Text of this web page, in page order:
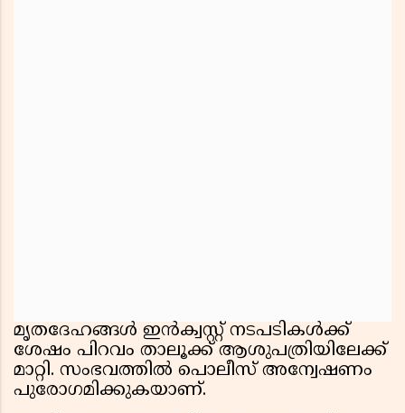
മൃതദേഹങ്ങൾ ഇൻക്വസ്റ്റ് നടപടികൾക്ക്
ശേഷം പിറവം താലൂക്ക് ആശുപത്രിയിലേക്ക്
മാറ്റി. സംഭവത്തിൽ പൊലീസ് അന്വേഷണം
പുരോഗമിക്കുകയാണ്.